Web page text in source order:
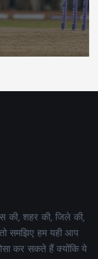
की, शहर की, जिले की,
समझिए हम यही आप
कर सकते हैं क्योंकि ये